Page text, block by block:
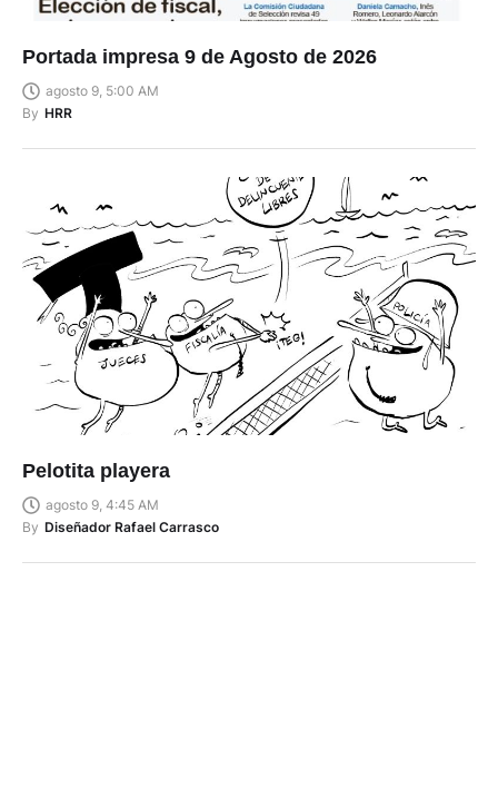
Portada impresa 9 de Agosto de 2026
agosto 9, 5:00 AM
By HRR
Pelotita playera
agosto 9, 4:45 AM
By Diseñador Rafael Carrasco